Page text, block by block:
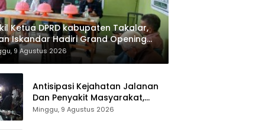
Ketua DPRD kabupaten Takalar,
Iskandar Hadiri Grand Opening
sehat Pertama di Takalar,
Terapis Gratis untuk Pasien
dan umum.
9 Agustus 2026
Antisipasi Kejahatan Jalanan
Dan Penyakit Masyarakat,
Polres Maros Gelar Razia
Minggu, 9 Agustus 2026